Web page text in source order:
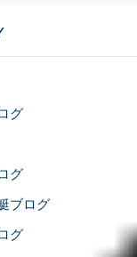
グ
グ
ブログ
グ